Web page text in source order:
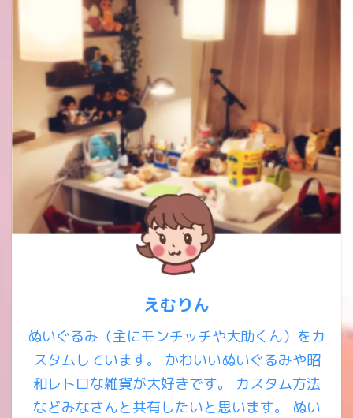
えむりん
ぬいぐるみ（主にモンチッチや大助くん）をカ
スタムしています。 かわいいぬいぐるみや昭
和レトロな雑貨が大好きです。 カスタム方法
などみなさんと共有したいと思います。 ぬい